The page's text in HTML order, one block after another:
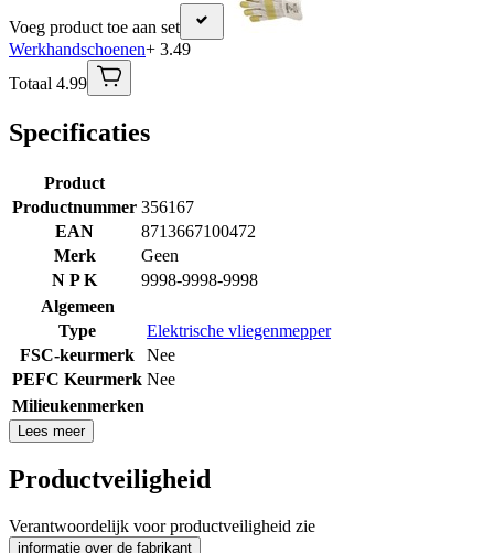
Voeg product toe aan set
Werkhandschoenen+ 3.49
Totaal 4.99
Specificaties
Product
Productnummer 356167
EAN
8713667100472
Merk
Geen
N P K
9998-9998-9998
Algemeen
Type
Elektrische vliegenmepper
FSC-keurmerk
Nee
PEFC Keurmerk Nee
Milieukenmerken
Lees meer
Productveiligheid
Verantwoordelijk voor productveiligheid zie
informatie over de fabrikant